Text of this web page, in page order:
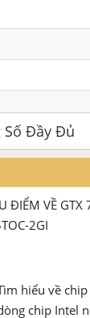
Số Đầy Đủ
ĐIỂM VỀ GTX
2GI
hiểu về
chip Intel